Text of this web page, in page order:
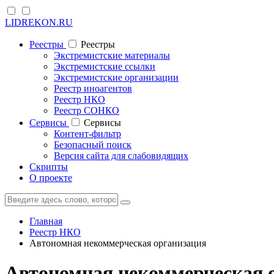
LIDREKON.RU
Реестры
Реестры
Экстремистские материалы
Экстремистские ссылки
Экстремистские организации
Реестр иноагентов
Реестр НКО
Реестр СОНКО
Cервисы
Cервисы
Контент-фильтр
Безопасный поиск
Версия сайта для слабовидящих
Скрипты
О проекте
Главная
Реестр НКО
Автономная некоммерческая организация